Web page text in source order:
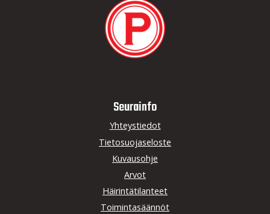
Seurainfo
Yhteystiedot
Tietosuojaseloste
Kuvausohje
Arvot
Häirintätilanteet
Toimintasäännöt